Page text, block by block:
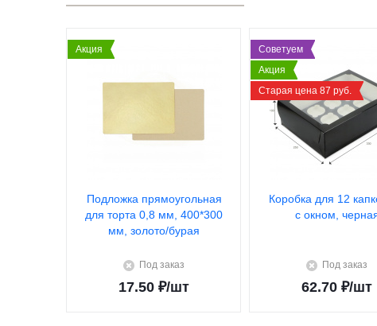
Акция
Подложка прямоугольная
для торта 0,8 мм, 400*300
мм, золото/бурая
Под заказ
17.50 ₽/шт
Советуем
Акция
Старая цена 87 руб.
Коробка для 12
с окном,
Под заказ
62.70 ₽/шт